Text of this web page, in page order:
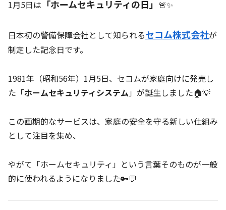
1月5日は 「ホームセキュリティの日」 🚨✨
日本初の警備保障会社として知られるセコム株式会社が
制定した記念日です。
1981年（昭和56年）1月5日、セコムが家庭向けに発売し
た「ホームセキュリティシステム」が誕生しました🏠💡
この画期的なサービスは、家庭の安全を守る新しい仕組み
として注目を集め、
やがて「ホームセキュリティ」という言葉そのものが一般
的に使われるようになりました🔑💬